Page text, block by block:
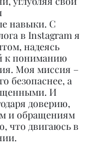
навыки. С
в Instagram я
надеясь
к пониманию
Моя миссия –
безопаснее, а
И
доверию,
и обращениям
что двигаюсь в